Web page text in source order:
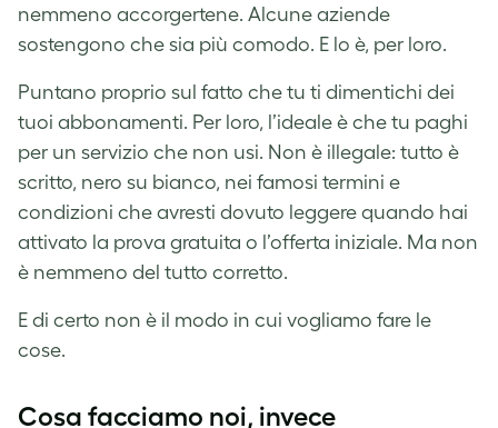
nemmeno accorgertene. Alcune aziende
sostengono che sia più comodo. E lo è, per loro.
Puntano proprio sul fatto che tu ti dimentichi dei
tuoi abbonamenti. Per loro, l’ideale è che tu paghi
per un servizio che non usi. Non è illegale: tutto è
scritto, nero su bianco, nei famosi termini e
condizioni che avresti dovuto leggere quando hai
attivato la prova gratuita o l’offerta iniziale. Ma non
è nemmeno del tutto corretto.
E di certo non è il modo in cui vogliamo fare le
cose.
Cosa facciamo noi, invece